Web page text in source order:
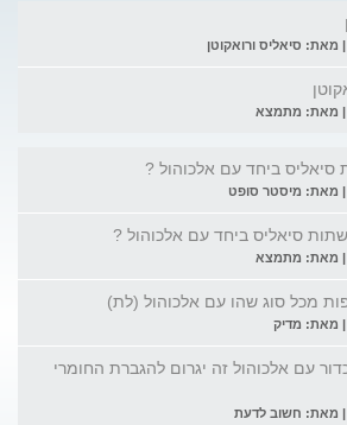
ביחד עם אלכוהול ?
מכל סוג שהו עם אלכוהול (לת)
עם אלכוהול זה יגרום להגברת החומרי